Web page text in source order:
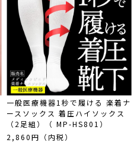
一般医療機器1秒で履ける 楽着ナ
ースソックス 着圧ハイソックス
（2足組）（ MP-HS801）
2,860円（内税）